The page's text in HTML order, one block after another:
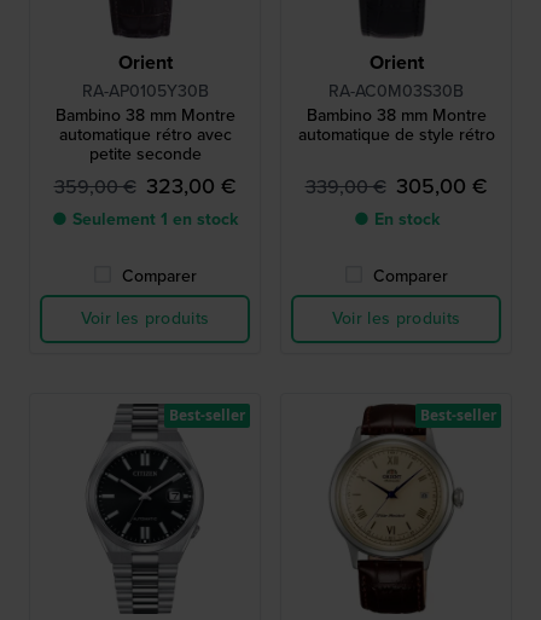
Orient
RA-AP0105Y30B
Bambino 38 mm Montre
automatique rétro avec
petite seconde
359,00 € 323,00 €
● Seulement 1 en stock
Comparer
Voir les produits
Orient
RA-AC0M03S30B
Bambino 38 mm Montre
automatique de style rétro
339,00 € 305,00 €
● En stock
Comparer
Voir les produits
Best-seller Best-seller